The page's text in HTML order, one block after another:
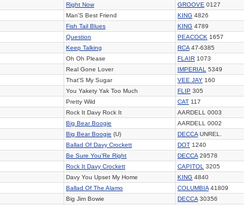
Right Now GROOVE 0127
Man'S Best Friend KING 4826
Fish Tail Blues KING 4789
Question PEACOCK 1657
Keep Talking RCA 47-6385
Oh Oh Please FLAIR 1073
Real Gone Lover IMPERIAL 5349
That'S My Sugar VEE JAY 160
You Yakety Yak Too Much FLIP 305
Pretty Wild CAT 117
Rock It Davy Rock It AARDELL 0003
Big Bear Boogie AARDELL 0002
Big Bear Boogie (U) DECCA UNREL.
Ballad Of Davy Crockett DOT 1240
Be Sure You'Re Right DECCA 29578
Rock It Davy Crockett CAPITOL 3205
Davy You Upset My Home KING 4840
Ballad Of The Alamo COLUMBIA 41809
Big Jim Bowie DECCA 30356